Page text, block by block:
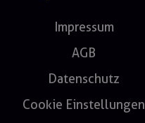
Impressum
AGB
Datenschutz
Cookie Einstellungen